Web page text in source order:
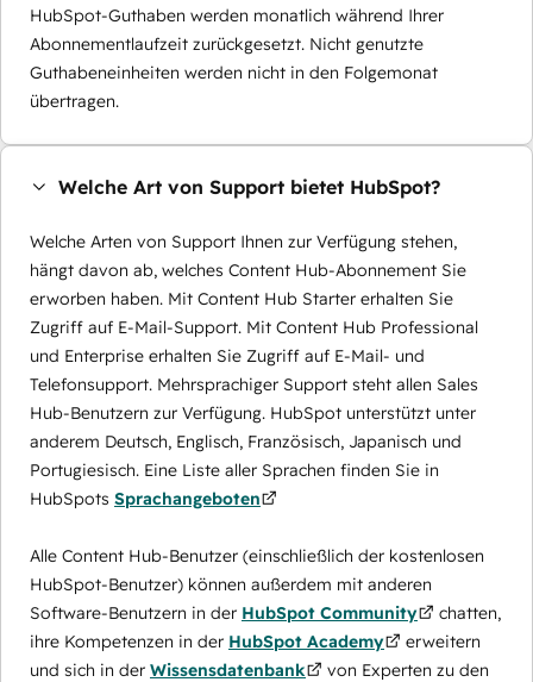
HubSpot-Guthaben werden monatlich während Ihrer
Abonnementlaufzeit zurückgesetzt. Nicht genutzte
Guthabeneinheiten werden nicht in den Folgemonat
übertragen.
Welche Art von Support bietet HubSpot?
Welche Arten von Support Ihnen zur Verfügung stehen,
hängt davon ab, welches Content Hub-Abonnement Sie
erworben haben. Mit Content Hub Starter erhalten Sie
Zugriff auf E-Mail-Support. Mit Content Hub Professional
und Enterprise erhalten Sie Zugriff auf E-Mail- und
Telefonsupport. Mehrsprachiger Support steht allen Sales
Hub-Benutzern zur Verfügung. HubSpot unterstützt unter
anderem Deutsch, Englisch, Französisch, Japanisch und
Portugiesisch. Eine Liste aller Sprachen finden Sie in
HubSpots Sprachangeboten
Alle Content Hub-Benutzer (einschließlich der kostenlosen
HubSpot-Benutzer) können außerdem mit anderen
Software-Benutzern in der HubSpot Community
chatten,
ihre Kompetenzen in der HubSpot Academy
erweitern
und sich in der Wissensdatenbank
von Experten zu den